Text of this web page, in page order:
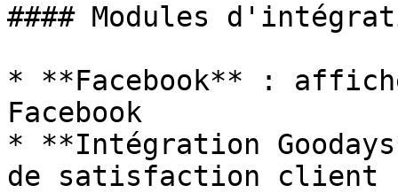
#### Modules
* **Facebook** :
Facebook
* **Intégration
de satisfaction client